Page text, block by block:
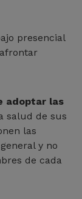
presencial
adoptar las
salud de sus
las
y no
de cada